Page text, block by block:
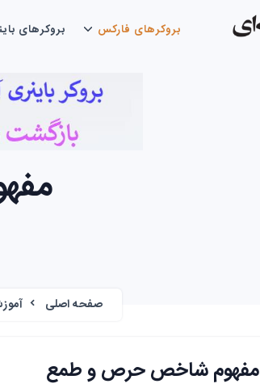
بروکرهای فارکس بروکرهای
صفحه اصلی
مفهوم شاخص حرص و طمع